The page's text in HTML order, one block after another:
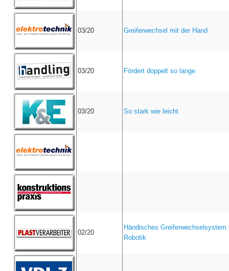
03/20 Greiferwechsel mit der Hand
03/20 Fördert doppelt so lange
03/20 So stark wie leicht
02/20
Händisches Greiferwechselsystem
Robotik